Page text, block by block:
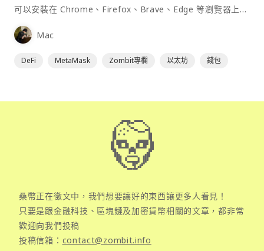
可以安裝在 Chrome、Firefox、Brave、Edge 等瀏覽器上作
為插件使用，具備許多功能且使用上非常方便。
Mac
DeFi MetaMask Zombit專欄 以太坊 錢包
桑幣正在徵文中，我們想要讓好的東西讓更多人看見！
只要是跟金融科技、區塊鏈及加密貨幣相關的文章，都非常
歡迎向我們投稿
投稿信箱： contact@zombit.info